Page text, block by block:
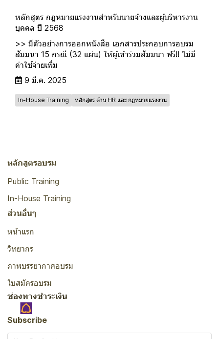
หลักสูตร กฎหมายแรงงานสำหรับนายจ้างและผู้บริหารงาน
บุคคล ปี 2568
>> มีตัวอย่างการออกหนังสือ เอกสารประกอบการอบรม
สัมมนา 15 กรณี (32 แผ่น) ให้ผู้เข้าร่วมสัมมนา ฟรี!! ไม่มี
ค่าใช้จ่ายเพิ่ม
9 มี.ค. 2025
In-House Training หลักสูตร ด้าน HR และ กฏหมายแรงงาน
หลักสูตรอบรม
Public Training
In-House Training
ส่วนอื่นๆ
หน้าแรก
วิทยากร
ภาพบรรยากาศอบรม
ใบสมัครอบรม
ช่องทางชำระเงิน
Subscribe